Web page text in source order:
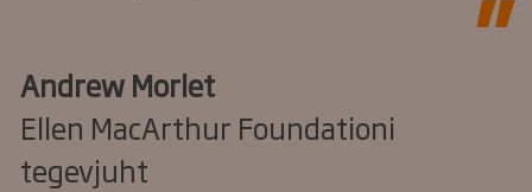
Andrew Morlet
Ellen MacArthur Foundationi
tegevjuht